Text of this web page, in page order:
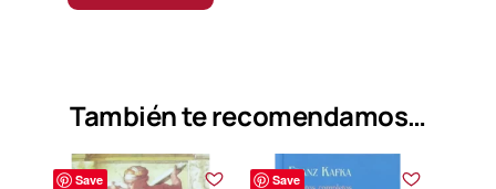
También te recomendamos…
Save Save